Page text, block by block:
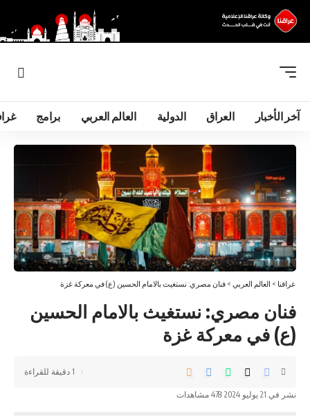
آخر الأخبار العراق الدولية العالم العربي برامج
عراقنا > العالم العربي > فنان مصري: نستغيث بالامام الحسين (ع) في معركة غزة
فنان مصري: نستغيث بالامام الحسين
(ع) في معركة غزة
نشر في 21 يوليو 2024 478 مشاهدات
1 دقيقة للقراءة